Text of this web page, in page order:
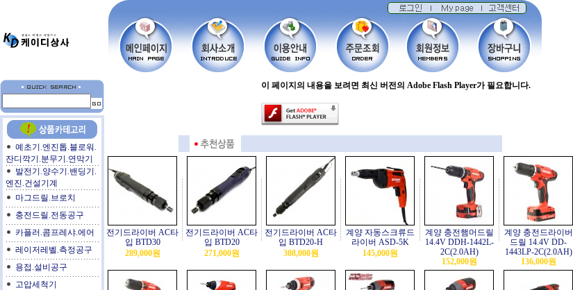
예초기.엔진톱.블로워.
잔디깍기.분무기.연막기
발전기.양수기.밴딩기.
엔진.건설기계
마그드릴.브로치
충전드릴.전동공구
카플러.콤프레샤.에어
레이저레벨.측정공구
용접.설비공구
고압세척기
이 페이지의 내용을 보려면 최신 버전의 Adobe Flash Player가 필요합니다.
전기드라이버 AC타
입 BTD30
289,000원
전기드라이버 AC타
입 BTD20
271,000원
전기드라이버 AC타
입 BTD20-H
308,000원
계양 자동스크류드
라이버 ASD-5K
145,000원
계양 충전햄머드릴
14.4V DDH-1442L-
2C(2.0AH)
152,000원
계양 충전드라이버
드릴 14.4V DD-
1443LP-2C(2.0AH)
136,000원